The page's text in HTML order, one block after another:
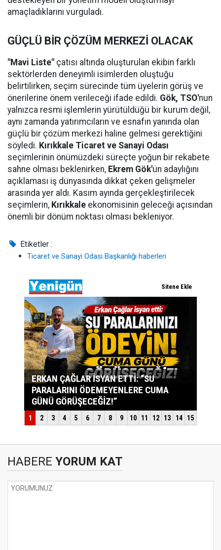
amaçladıklarını vurguladı.
GÜÇLÜ BİR ÇÖZÜM MERKEZİ OLACAK
"Mavi Liste" çatısı altında oluşturulan ekibin farklı
sektörlerden deneyimli isimlerden oluştuğu
belirtilirken, seçim sürecinde tüm üyelerin görüş ve
önerilerine önem verileceği ifade edildi. Gök, TSO'nun
yalnızca resmi işlemlerin yürütüldüğü bir kurum değil,
aynı zamanda yatırımcıların ve esnafın yanında olan
güçlü bir çözüm merkezi haline gelmesi gerektiğini
söyledi. Kırıkkale Ticaret ve Sanayi Odası
seçimlerinin önümüzdeki süreçte yoğun bir rekabete
sahne olması beklenirken, Ekrem Gök'ün adaylığını
açıklaması iş dünyasında dikkat çeken gelişmeler
arasında yer aldı. Kasım ayında gerçekleştirilecek
seçimlerin, Kırıkkale ekonomisinin geleceği açısından
önemli bir dönüm noktası olması bekleniyor.
Etiketler :
Ticaret ve Sanayi Odası Başkanlığı haberleri
HABERE YORUM KAT